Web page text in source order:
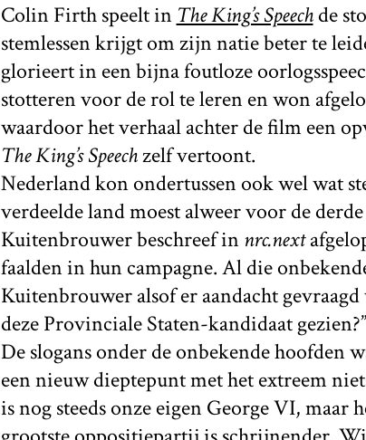
Colin Firth speelt in The King’s Speechde
stemlessen krijgt om zijn natie beter te
glorieert in een bijna foutloze
stotteren voor de rol te leren en won
waardoor het verhaal achter de film een
The King’s Speechzelf vertoont.
Nederland kon ondertussen ook wel wat
verdeelde land moest alweer voor de
Kuitenbrouwer beschreef innrc.next
faalden in hun campagne. Al die
Kuitenbrouwer alsof er aandacht
deze Provinciale Staten-kandidaat gezien?”
De slogans onder de onbekende hoofden
een nieuw dieptepunt met het extreem
is nog steeds onze eigen George VI, maar